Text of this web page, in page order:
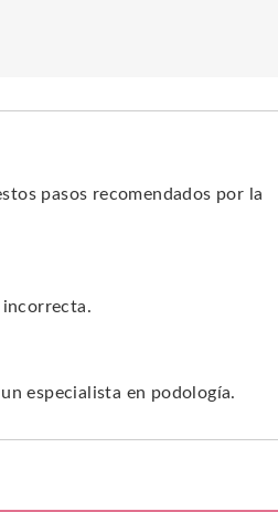
pasos recomendados por la
incorrecta.
especialista en podología.